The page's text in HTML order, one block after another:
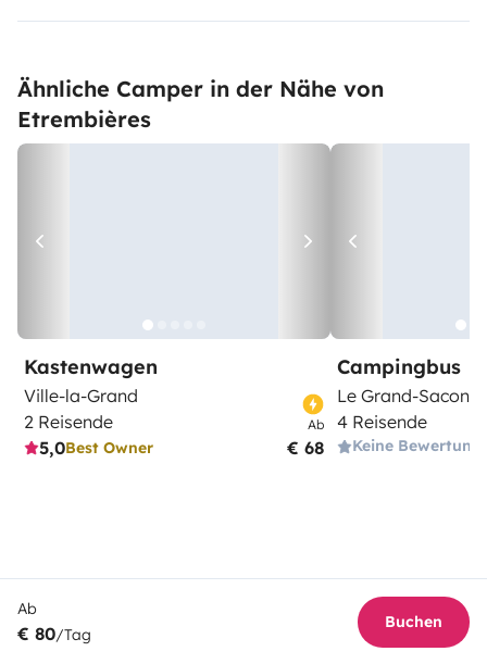
Ähnliche Camper in der Nähe von
Etrembières
Kastenwagen
Ville-la-Grand
2 Reisende
5,0Best Owner
Ab
€ 68
Campingbus
Le Grand-
4 Reisende
Keine Bewertung
Ab
€ 80/Tag
Buchen